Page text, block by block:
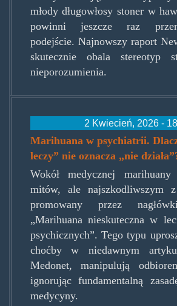
młody długowłosy stoner w
powinni jeszcze raz
podejście. Najnowszy raport
skutecznie obala stereotyp
nieporozumienia.
2 Kwiecień, 2026 -
Marihuana w psychiatrii.
leczy” nie oznacza „nie
Wokół medycznej
mitów, ale najszkodliwszym
promowany przez
„Marihuana nieskuteczna w
psychicznych”. Tego typu
choćby w niedawnym
Medonet, manipulują
ignorując fundamentalną
medycyny.